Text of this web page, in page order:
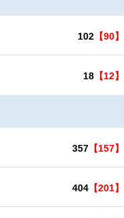
【90】
102
【12】
18
【157】
357
【201】
404